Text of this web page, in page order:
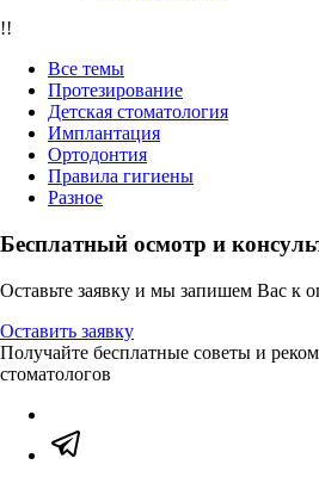
!!
Все темы
Протезирование
Детская стоматология
Имплантация
Ортодонтия
Правила гигиены
Разное
Бесплатный осмотр и
Оставьте заявку и мы запишем Вас к
Оставить заявку
Получайте бесплатные советы и
стоматологов